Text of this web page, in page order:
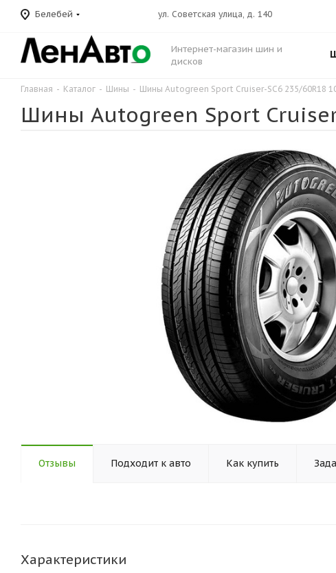
Белебей ул. Советская улица, д. 140
Интернет-магазин шин и
дисков
Главная - Каталог - Шины - Шины Autogreen Sport Cruiser-SC6 235/60R18
Шины Autogreen Sport
Отзывы Подходит к авто Как купить
Характеристики